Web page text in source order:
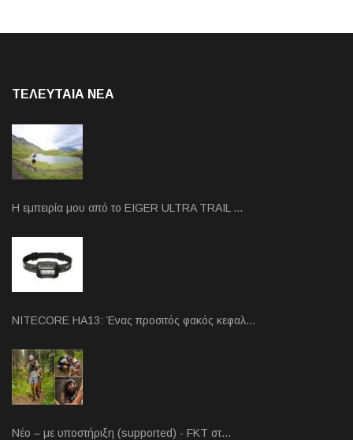
ΤΕΛΕΥΤΑΙΑ NEA
Η εμπειρία μου από το EIGER ULTRA TRAIL …
NITECORE HA13: Ένας προσιτός φακός κεφαλ…
Νέο – με υποστήριξη (supported) - FKT στ…